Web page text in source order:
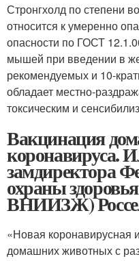
Стронгхолд по степени
относится к умеренно
опасности по ГОСТ
мышей при введении в
рекомендуемых и 10-
обладает местно-
токсическим и
Вакцинация
коронавируса.
замдиректора
охраны
ВНИИЗЖ)
«Новая коронавирусная
домашних животных с